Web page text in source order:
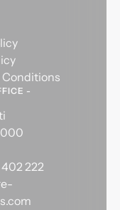
Conditions
-
402 222